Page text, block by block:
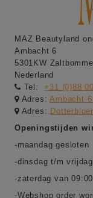
MAZ Beautyland
Ambacht 6
5301KW Zaltbommel
Nederland
Tel:
+31 (0)88
Adres:Ambacht
Adres:
Openingstijden
-maandag gesloten
-dinsdag t/m
-zaterdag van
-Webshop order